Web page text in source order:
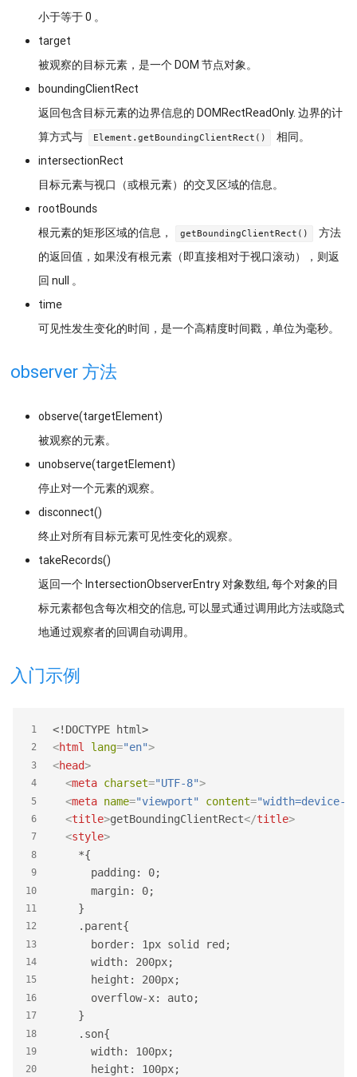
小于等于 0 。
target
被观察的目标元素，是一个 DOM 节点对象。
boundingClientRect
返回包含目标元素的边界信息的 DOMRectReadOnly. 边界的计
算方式与
Element.getBoundingClientRect()
相同。
intersectionRect
目标元素与视口（或根元素）的交叉区域的信息。
rootBounds
根元素的矩形区域的信息，
getBoundingClientRect()
方法
的返回值，如果没有根元素（即直接相对于视口滚动），则返
回 null 。
time
可见性发生变化的时间，是一个高精度时间戳，单位为毫秒。
observer 方法
observe(targetElement)
被观察的元素。
unobserve(targetElement)
停止对一个元素的观察。
disconnect()
终止对所有目标元素可见性变化的观察。
takeRecords()
返回一个 IntersectionObserverEntry 对象数组, 每个对象的目
标元素都包含每次相交的信息, 可以显式通过调用此方法或隐式
地通过观察者的回调自动调用。
入门示例
1
2
3
4
5
6
7
8
9
10
11
12
13
14
15
16
17
18
19
20
<!DOCTYPE html>
<html lang="en">
<head>
<meta charset="UTF-8">
<meta name="viewport" content=
<title>getBoundingClientRect</title>
<style>
    *{
      padding: 0;
      margin: 0;
    }
    .parent{
      border: 1px solid red;
      width: 200px;
      height: 200px;
      overflow-x: auto;
    }
    .son{
      width: 100px;
      height: 100px;